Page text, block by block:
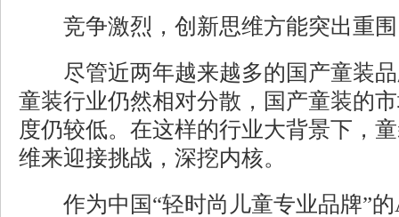
竞争激烈，创新思维方能突出重围
尽管近两年越来越多的国产童装品
童装行业仍然相对分散，国产童装的
度仍较低。在这样的行业大背景下，
维来迎接挑战，深挖内核。
作为中国“轻时尚儿童专业品牌”的